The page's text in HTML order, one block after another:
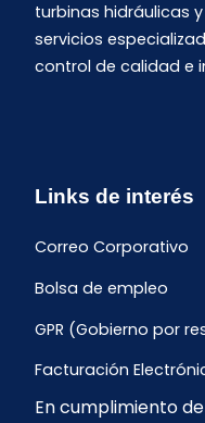
turbinas hidráulicas
servicios
control de calidad e
Links de interés
Correo Corporativo
Bolsa de empleo
GPR (Gobierno por
Facturación
Archivo Histórico de
En cumplimiento